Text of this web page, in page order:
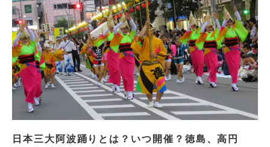
日本三大阿波踊りとは？いつ開催？徳島、高円